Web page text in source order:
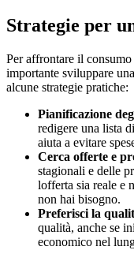
Strategie per
Per affrontare il
importante sviluppare
alcune strategie pratiche:
Pianificazione
redigere una lista
aiuta a evitare
Cerca offerte e
stagionali e delle
lofferta sia reale e
non hai bisogno.
Preferisci la
qualità, anche se
economico nel